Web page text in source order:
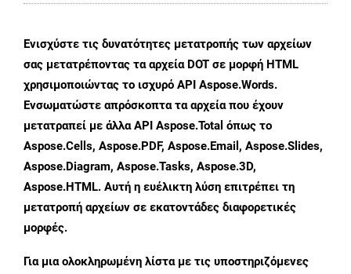
Ενισχύστε τις δυνατότητες μετατροπής των αρχείων
σας μετατρέποντας τα αρχεία DOT σε μορφή HTML
χρησιμοποιώντας το ισχυρό API Aspose.Words.
Ενσωματώστε απρόσκοπτα τα αρχεία που έχουν
μετατραπεί με άλλα API Aspose.Total όπως το
Aspose.Cells, Aspose.PDF, Aspose.Email, Aspose.Slides,
Aspose.Diagram, Aspose.Tasks, Aspose.3D,
Aspose.HTML. Αυτή η ευέλικτη λύση επιτρέπει τη
μετατροπή αρχείων σε εκατοντάδες διαφορετικές
μορφές.
Για μια ολοκληρωμένη λίστα με τις υποστηριζόμενες